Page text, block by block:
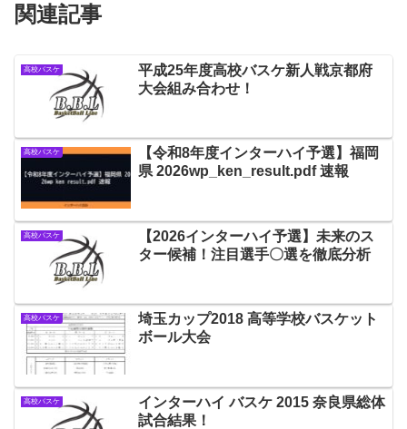
関連記事
高校バスケ
平成25年度高校バスケ新人戦京都府
大会組み合わせ！
高校バスケ
【令和8年度インターハイ予選】福岡
県 2026wp_ken_result.pdf 速報
高校バスケ
【2026インターハイ予選】未来のス
ター候補！注目選手〇選を徹底分析
高校バスケ
埼玉カップ2018 高等学校バスケット
ボール大会
高校バスケ
インターハイ バスケ 2015 奈良県総体
試合結果！